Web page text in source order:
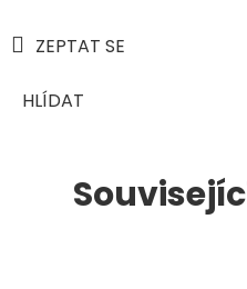
ZEPTAT SE
HLÍDAT